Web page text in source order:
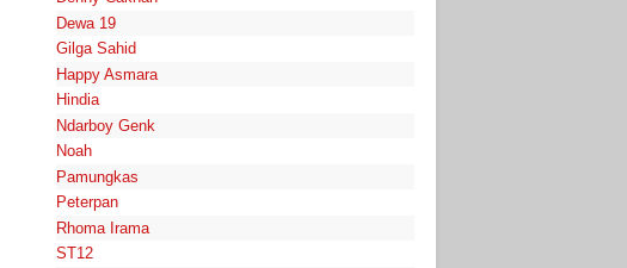
Dewa 19
Gilga Sahid
Happy Asmara
Hindia
Ndarboy Genk
Noah
Pamungkas
Peterpan
Rhoma Irama
ST12